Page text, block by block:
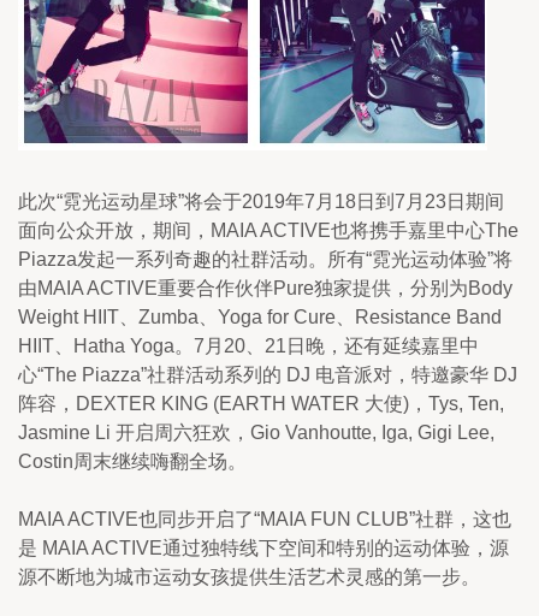
此次“霓光运动星球”将会于2019年7月18日到7月23日期间
面向公众开放，期间，MAIA ACTIVE也将携手嘉里中心The
Piazza发起一系列奇趣的社群活动。所有“霓光运动体验”将
由MAIA ACTIVE重要合作伙伴Pure独家提供，分别为Body
Weight HIIT、Zumba、Yoga for Cure、Resistance Band
HIIT、Hatha Yoga。7月20、21日晚，还有延续嘉里中
心“The Piazza”社群活动系列的 DJ 电音派对，特邀豪华 DJ
阵容，DEXTER KING (EARTH WATER 大使)，Tys, Ten,
Jasmine Li 开启周六狂欢，Gio Vanhoutte, Iga, Gigi Lee,
Costin周末继续嗨翻全场。
MAIA ACTIVE也同步开启了“MAIA FUN CLUB”社群，这也
是 MAIA ACTIVE通过独特线下空间和特别的运动体验，源
源不断地为城市运动女孩提供生活艺术灵感的第一步。